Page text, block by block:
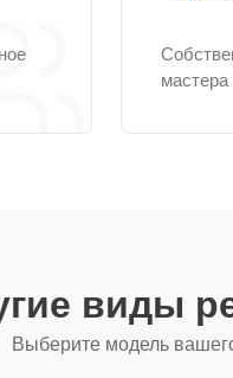
виды
Выберите модель